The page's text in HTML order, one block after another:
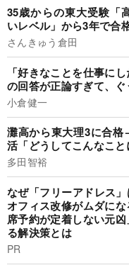
35歳からの東大受験「
いレベル」から3年で合
さんきゅう倉田
「好きなことを仕事に
の回答が正論すぎて、
小倉健一
灘高から東大理3に合
活「どうしてこんなこ
多田智裕
なぜ「フリーアドレス
オフィス改修がムダに
席予約が定着しない元
る解決策とは
PR